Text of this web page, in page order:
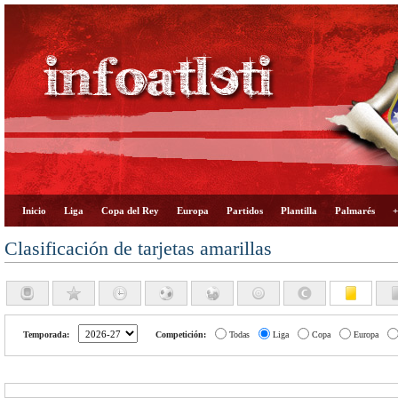
Inicio Liga Copa del Rey Europa Partidos Plantilla Palmarés
Clasificación de tarjetas amarillas
Temporada: Competición: Todas Liga Copa Europa